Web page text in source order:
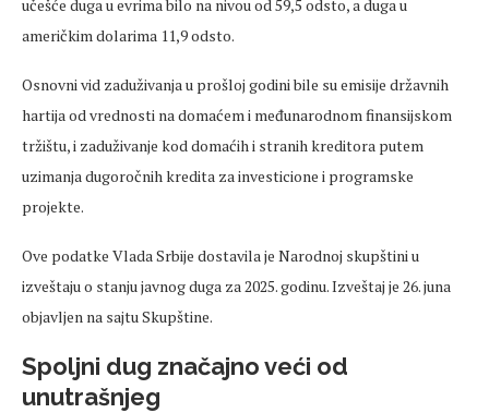
učešće duga u evrima bilo na nivou od 59,5 odsto, a duga u
američkim dolarima 11,9 odsto.
Osnovni vid zaduživanja u prošloj godini bile su emisije državnih
hartija od vrednosti na domaćem i međunarodnom finansijskom
tržištu, i zaduživanje kod domaćih i stranih kreditora putem
uzimanja dugoročnih kredita za investicione i programske
projekte.
Ove podatke Vlada Srbije dostavila je Narodnoj skupštini u
izveštaju o stanju javnog duga za 2025. godinu. Izveštaj je 26. juna
objavljen na sajtu Skupštine.
Spoljni dug značajno veći od
unutrašnjeg